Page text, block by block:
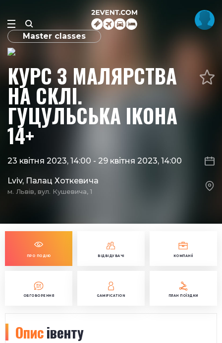
Master classes
КУРС З МАЛЯРСТВА
НА СКЛІ.
ГУЦУЛЬСЬКА ІКОНА
14+
23 квітня 2023, 14:00 - 29 квітня 2023, 14:00
Lviv, Палац Хоткевича
м. Львів, вул. Кушевича, 1
ПРО ПОДІЮ ВІДВІДУВАЧІ КОМПАНІЇ
ОБГОВОРЕННЯ GAMIFICATION ПЛАН ПОЇЗДКИ
Описівенту